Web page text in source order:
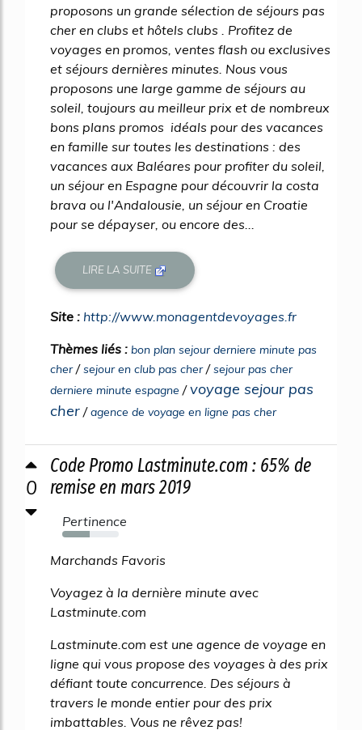
proposons un grande sélection de séjours pas
cher en clubs et hôtels clubs . Profitez de
voyages en promos, ventes flash ou exclusives
et séjours dernières minutes. Nous vous
proposons une large gamme de séjours au
soleil, toujours au meilleur prix et de nombreux
bons plans promos idéals pour des vacances
en famille sur toutes les destinations : des
vacances aux Baléares pour profiter du soleil,
un séjour en Espagne pour découvrir la costa
brava ou l'Andalousie, un séjour en Croatie
pour se dépayser, ou encore des...
LIRE LA SUITE
Site : http://www.monagentdevoyages.fr
Thèmes liés : bon plan sejour derniere minute pas
cher/sejour en club pas cher/sejour pas cher
derniere minute espagne /voyage sejour pas
cher /agence de voyage en ligne pas cher
0
Code Promo Lastminute.com : 65% de
remise en mars 2019
Pertinence
48%
Marchands Favoris
Voyagez à la dernière minute avec
Lastminute.com
Lastminute.com est une agence de voyage en
ligne qui vous propose des voyages à des prix
défiant toute concurrence. Des séjours à
travers le monde entier pour des prix
imbattables. Vous ne rêvez pas!